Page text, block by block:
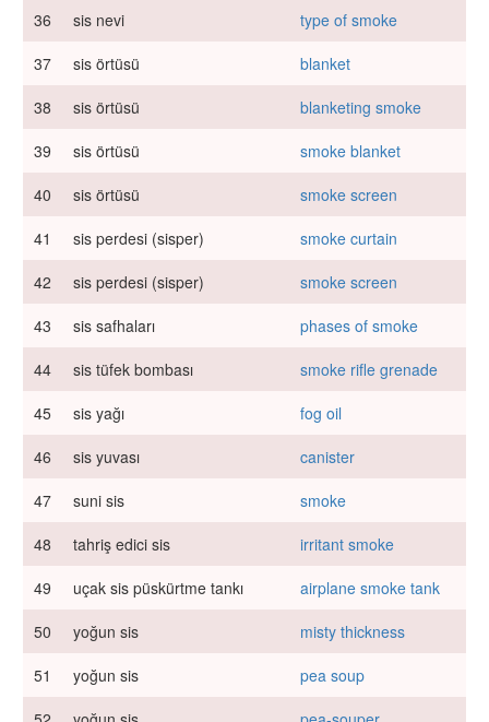
36 sis nevi
type of smoke
37
sis örtüsü
blanket
38
sis örtüsü
blanketing smoke
39
sis örtüsü
smoke blanket
40
sis örtüsü
smoke screen
41
sis perdesi (sisper)
smoke curtain
42
sis perdesi (sisper)
smoke screen
43
sis safhaları
phases of smoke
44
sis tüfek bombası
smoke rifle grenade
45
sis yağı
fog oil
46
sis yuvası
canister
47
suni sis
smoke
48
tahriş edici sis
irritant smoke
49
uçak sis püskürtme tankı
airplane smoke tank
50
yoğun sis
misty thickness
51
yoğun sis
pea soup